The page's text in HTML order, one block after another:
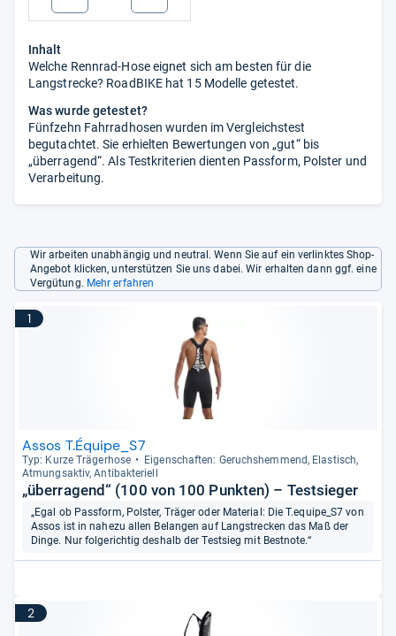
Inhalt
Welche Rennrad-Hose eignet sich am besten für die
Langstrecke? RoadBIKE hat 15 Modelle getestet.
Was wurde getestet?
Fünfzehn Fahrradhosen wurden im Vergleichstest
begutachtet. Sie erhielten Bewertungen von „gut“ bis
„überragend“. Als Testkriterien dienten Passform, Polster und
Verarbeitung.
Wir arbeiten unabhängig und neutral. Wenn Sie auf ein verlinktes Shop-
Angebot klicken, unterstützen Sie uns dabei. Wir erhalten dann ggf. eine
Vergütung. Mehr erfahren
1
Assos T.Équipe_S7
Typ: Kurze Trä­ger­hose
Eigen­schaf­ten: Geruchs­hem­mend, Elas­tisch,
Atmungs­ak­tiv, Anti­bak­te­ri­ell
„überragend“ (100 von 100 Punkten) – Testsieger
„Egal ob Passform, Polster, Träger oder Material: Die T.equipe_S7 von
Assos ist in nahezu allen Belangen auf Langstrecken das Maß der
Dinge. Nur folgerichtig deshalb der Testsieg mit Bestnote.“
2